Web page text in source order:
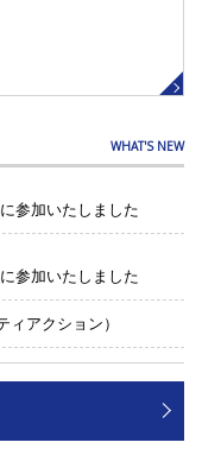
WHAT'S NEW
参加いたしました
参加いたしました
アクション）
『類型4：センサー、AI